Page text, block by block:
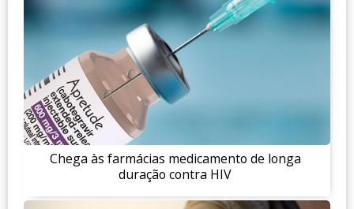
Chega às farmácias medicamento de longa
duração contra HIV